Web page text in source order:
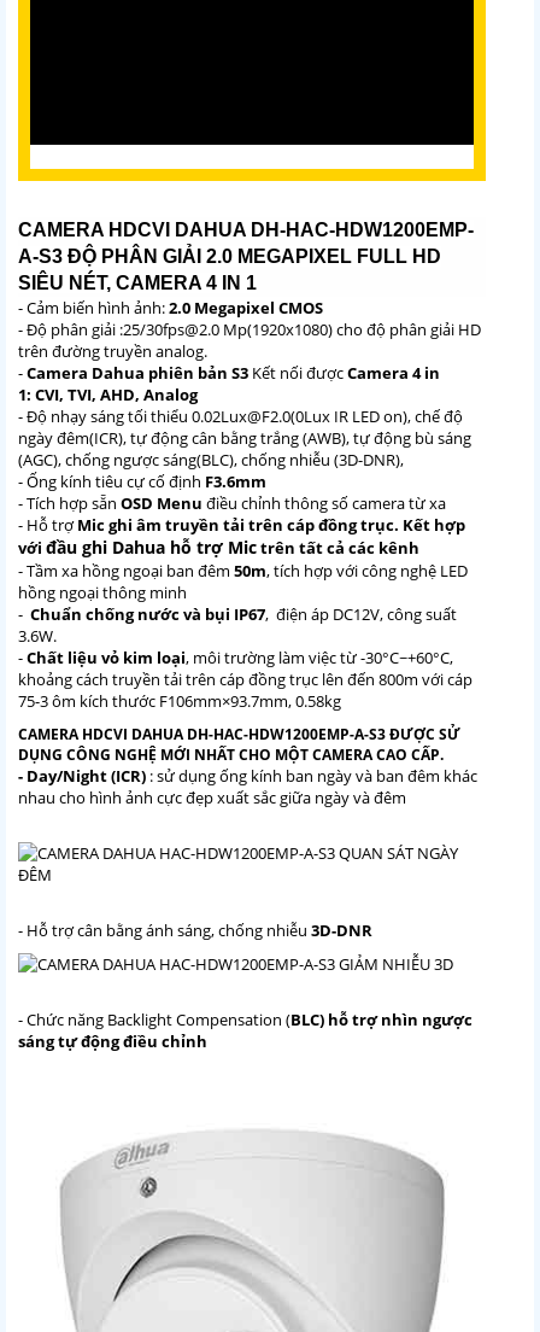
CAMERA HDCVI DAHUA DH-HAC-HDW1200EMP-
A-S3 ĐỘ PHÂN GIẢI 2.0 MEGAPIXEL FULL HD
SIÊU NÉT, CAMERA 4 IN 1
- Cảm biến hình ảnh:2.0 Megapixel CMOS
- Độ phân giải :25/30fps@2.0 Mp(1920x1080) cho độ phân giải HD
trên đường truyền analog.
-Camera Dahua phiên bản S3 Kết nối đượcCamera 4 in
1: CVI, TVI, AHD, Analog
- Độ nhạy sáng tối thiểu 0.02Lux@F2.0(0Lux IR LED on), chế độ
ngày đêm(ICR), tự động cân bằng trắng (AWB), tự động bù sáng
(AGC), chống ngược sáng(BLC), chống nhiễu (3D-DNR),
- Ống kính tiêu cự cố định F3.6mm
- Tích hợp sẵn OSD Menu điều chỉnh thông số camera từ xa
- Hỗ trợMic ghi âm truyền tải trên cáp đồng trục. Kết hợp
với đầu ghi Dahua hỗ trợ Mictrên tất cả các kênh
- Tầm xa hồng ngoại ban đêm 50m, tích hợp với công nghệ LED
hồng ngoại thông minh
- Chuẩn chống nước và bụi IP67, điện áp DC12V, công suất
3.6W.
-Chất liệu vỏ kim loại, môi trường làm việc từ -30°C~+60°C,
khoảng cách truyền tải trên cáp đồng trục lên đến 800m với cáp
75-3 ôm kích thước F106mm×93.7mm, 0.58kg
CAMERA HDCVI DAHUA DH-HAC-HDW1200EMP-A-S3 ĐƯỢC SỬ
DỤNG CÔNG NGHỆ MỚI NHẤT CHO MỘT CAMERA CAO CẤP.
- Day/Night (ICR) : sử dụng ống kính ban ngày và ban đêm khác
nhau cho hình ảnh cực đẹp xuất sắc giữa ngày và đêm
- Hỗ trợ cân bằng ánh sáng, chống nhiễu 3D-DNR
- Chức năng Backlight Compensation (BLC) hỗ trợ nhìn ngược
sáng tự động điều chỉnh